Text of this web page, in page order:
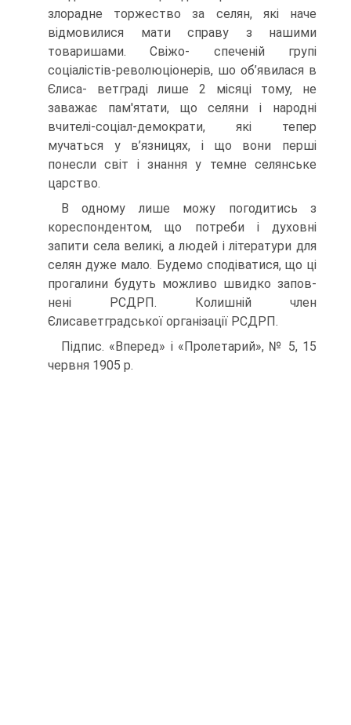
злорадне торжество за селян, які наче
відмовилися мати справу з нашими
товаришами. Свіжо- спеченій групі
соціалістів-революціонерів, шо об’явилася в
Єлиса- ветграді лише 2 місяці тому, не
заважає пам'ятати, що селяни і народні
вчителі-соціал-демократи, які тепер
мучаться у в’язницях, і що вони перші
понесли світ і знання у темне селянське
царство.
В одному лише можу погодитись з
кореспондентом, що потреби і духовні
запити села великі, а людей і літератури для
селян дуже мало. Будемо сподіватися, що ці
прогалини будуть можливо швидко запов­
нені РСДРП. Колишній член
Єлисаветградської організації РСДРП.
Підпис. «Вперед» і «Пролетарий», № 5, 15
червня 1905 р.